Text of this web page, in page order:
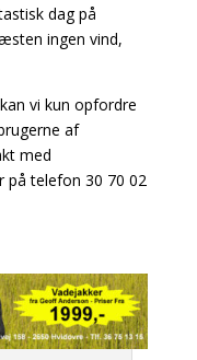
dag på
ingen vind,
vi kun opfordre
af
med
på telefon 30 70 02